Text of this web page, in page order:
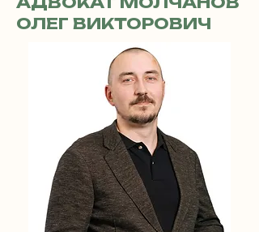
ОЛЕГ ВИКТОРОВИЧ